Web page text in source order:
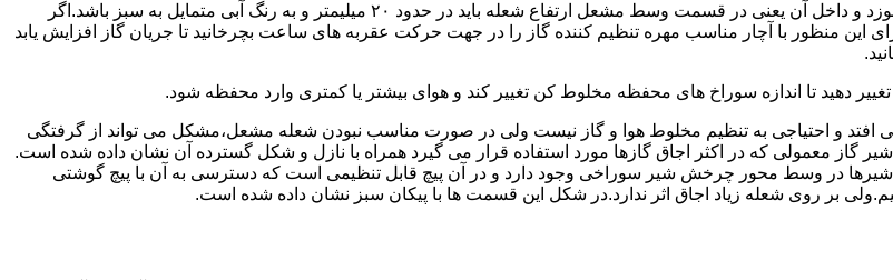
هنگامی که یک دکمه کنترل مشعل در زیادترین حد خود باشد،دوره مشعل باید آبی بسوزد و داخل آن یعنی در قسمت وسط مشعل ارتفاع شعله باید در حدود ۲۰ میلیمتر و به رنگ آبی متمایل به سبز باشد.اگر
این منظور با آچار مناسب مهره تنظیم کننده گاز را در جهت حرکت عقربه های ساعت بچرخانید تا جریان گاز افزایش یابد
دهید تا اندازه سوراخ های محفظه مخلوط کن تغییر کند و هوای بیشتر یا کمتری وارد محفظه شود.
و احتیاجی به تنظیم مخلوط هوا و گاز نیست ولی در صورت مناسب نبودن شعله مشعل،مشکل می تواند از گرفتگی
گاز معمولی که در اکثر اجاق گازها مورد استفاده قرار می گیرد همراه با نازل و شکل گسترده آن نشان داده شده است.
در وسط محور چرخش شیر سوراخی وجود دارد و در آن پیچ قابل تنظیمی است که دسترسی به آن با پیچ گوشتی
بر روی شعله زیاد اجاق اثر ندارد.در شکل این قسمت ها با پیکان سبز نشان داده شده است.